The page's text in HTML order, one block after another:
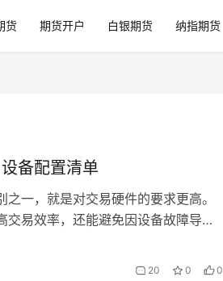
货 期货开户 白银期货 纳指期货
备配置清单
一，就是对交易硬件的要求更高。
易效率，还能避免因设备故障导致
高。本文将为你详细介绍职业做期货
20 0 0